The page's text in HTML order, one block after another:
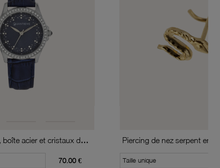
Montre femme, boîte acier et cristaux de synthèse, bracelet en cuir de vache et verre minéral
70.00 €
Piercing de nez serpent en
Taille unique